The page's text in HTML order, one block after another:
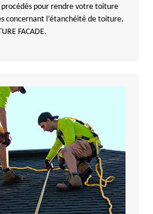
procédés pour rendre votre toiture
concernant l’étanchéité de toiture,
FACADE.